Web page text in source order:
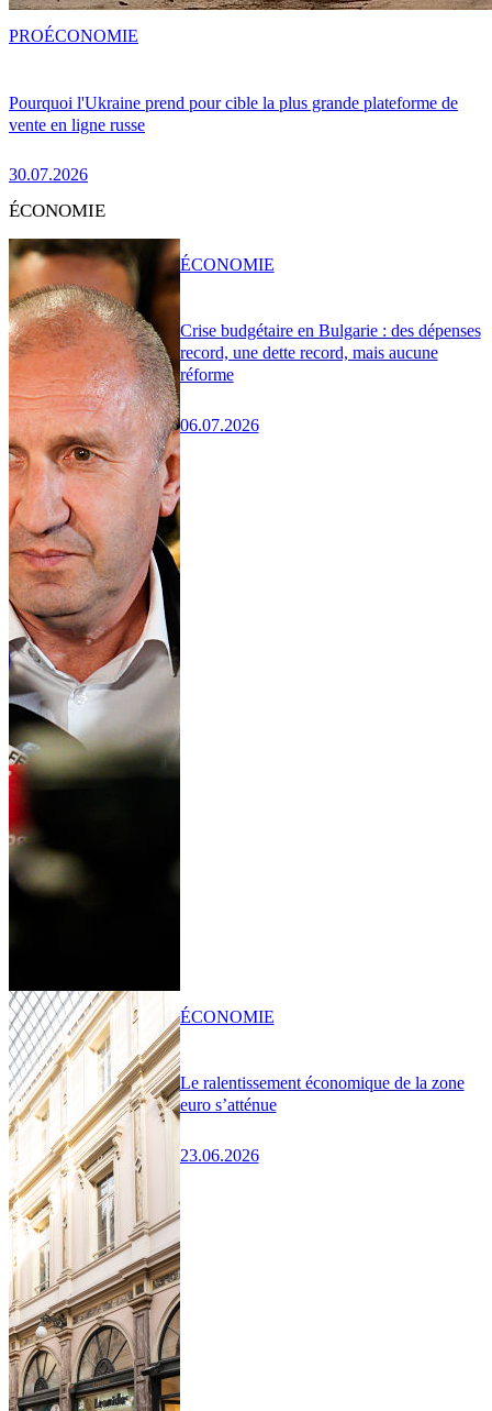
Pourquoi l'Ukraine prend pour cible la plus grande plateforme de
vente en ligne russe
30.07.2026
PROÉCONOMIE
ÉCONOMIE
Crise budgétaire en Bulgarie : des dépenses
record, une dette record, mais aucune
réforme
06.07.2026
ÉCONOMIE
Le ralentissement économique de la zone
euro s’atténue
23.06.2026
ÉCONOMIE